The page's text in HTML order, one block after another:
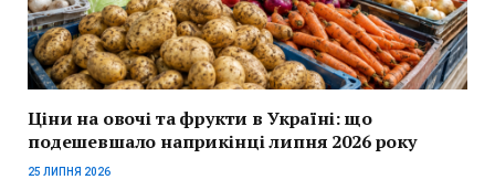
Ціни на овочі та фрукти в Україні: що
подешевшало наприкінці липня 2026 року
25 ЛИПНЯ 2026